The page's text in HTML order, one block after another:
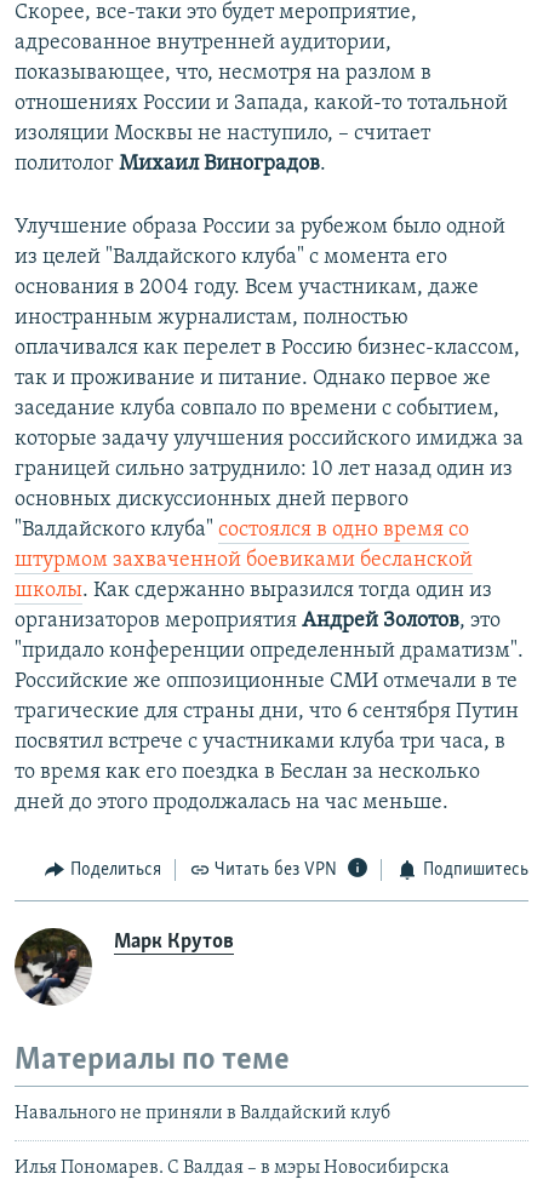
Скорее, все-таки это будет мероприятие,
адресованное внутренней аудитории,
показывающее, что, несмотря на разлом в
отношениях России и Запада, какой-то тотальной
изоляции Москвы не наступило, – считает
политолог Михаил Виноградов.
Улучшение образа России за рубежом было одной
из целей "Валдайского клуба" с момента его
основания в 2004 году. Всем участникам, даже
иностранным журналистам, полностью
оплачивался как перелет в Россию бизнес-классом,
так и проживание и питание. Однако первое же
заседание клуба совпало по времени с событием,
которые задачу улучшения российского имиджа за
границей сильно затруднило: 10 лет назад один из
основных дискуссионных дней первого
"Валдайского клуба" состоялся в одно время со
штурмом захваченной боевиками бесланской
школы. Как сдержанно выразился тогда один из
организаторов мероприятия Андрей Золотов, это
"придало конференции определенный драматизм".
Российские же оппозиционные СМИ отмечали в те
трагические для страны дни, что 6 сентября Путин
посвятил встрече с участниками клуба три часа, в
то время как его поездка в Беслан за несколько
дней до этого продолжалась на час меньше.
Поделиться Читать без VPN Подпишитесь
Марк Крутов
Материалы по теме
Навального не приняли в Валдайский клуб
Илья Пономарев. С Валдая – в мэры Новосибирска